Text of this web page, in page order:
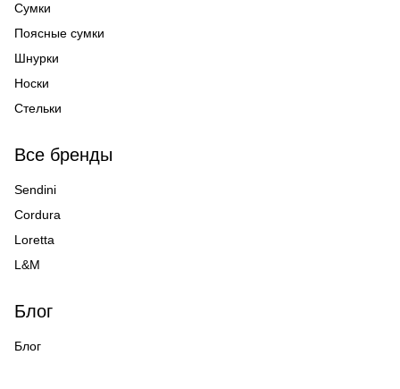
Сумки
Поясные сумки
Шнурки
Носки
Стельки
Все бренды
Sendini
Cordura
Loretta
L&M
Блог
Блог